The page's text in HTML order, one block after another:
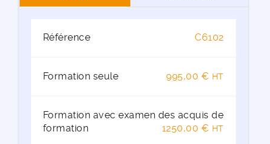
Référence C6102
Formation seule 995,00 € HT
Formation avec examen des acquis de
formation
1250,00 € HT